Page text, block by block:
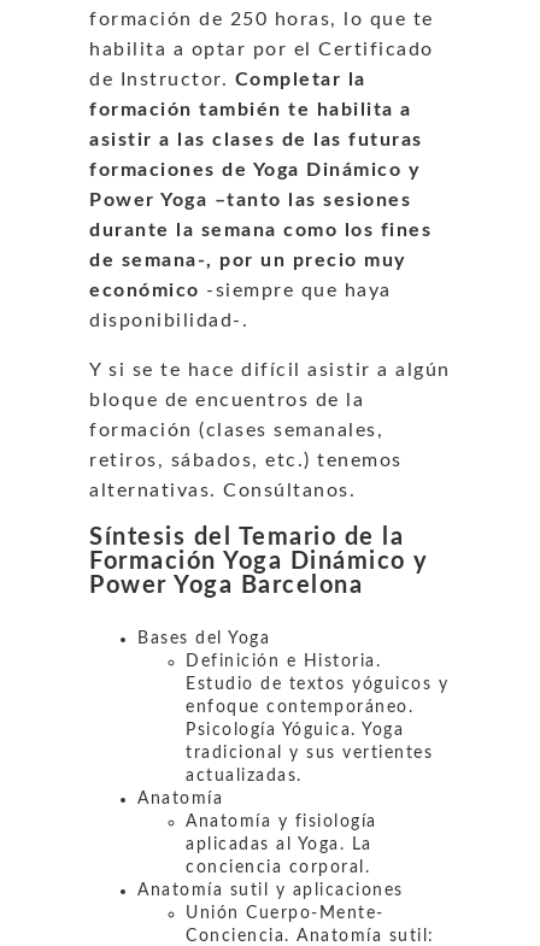
formación de 250 horas, lo que te
habilita a optar por el Certificado
de Instructor. Completar la
formación también te habilita a
asistir a las clases de las futuras
formaciones de Yoga Dinámico y
Power Yoga –tanto las sesiones
durante la semana como los fines
de semana-, por un precio muy
económico -siempre que haya
disponibilidad-.
Y si se te hace difícil asistir a algún
bloque de encuentros de la
formación (clases semanales,
retiros, sábados, etc.) tenemos
alternativas. Consúltanos.
Síntesis del Temario de la
Formación Yoga Dinámico y
Power Yoga Barcelona
Bases del Yoga
Definición e Historia.
Estudio de textos yóguicos y
enfoque contemporáneo.
Psicología Yóguica. Yoga
tradicional y sus vertientes
actualizadas.
Anatomía
Anatomía y fisiología
aplicadas al Yoga. La
conciencia corporal.
Anatomía sutil y aplicaciones
Unión Cuerpo-Mente-
Conciencia. Anatomía sutil: